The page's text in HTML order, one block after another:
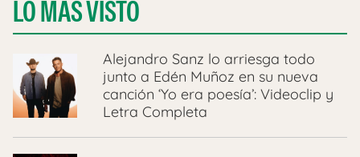
LO MÁS VISTO
Alejandro Sanz lo arriesga todo
junto a Edén Muñoz en su nueva
canción ‘Yo era poesía’: Videoclip y
Letra Completa